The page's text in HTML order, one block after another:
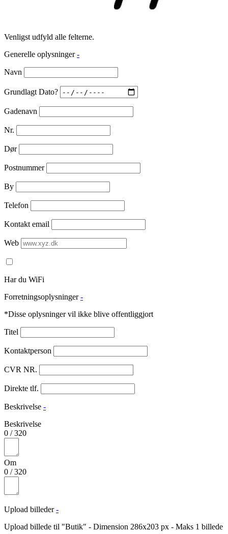
Venligst udfyld alle felterne.
Generelle oplysninger -
Navn
Grundlagt Dato?
Gadenavn
Nr.
Dør
Postnummer
By
Telefon
Kontakt email
Web
Har du WiFi
Forretningsoplysninger -
*Disse oplysninger vil ikke blive offentliggjort
Titel
Kontaktperson
CVR NR.
Direkte tlf.
Beskrivelse -
Beskrivelse
0 /320
Om
0 /320
Upload billeder -
Upload billede til "Butik" - Dimension 286x203 px - Maks 1 billede